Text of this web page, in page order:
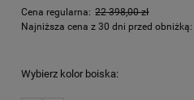
Cena regularna: 22 398,00 zł
Najniższa cena z 30 dni przed obniżką:
Wybierz kolor boiska: